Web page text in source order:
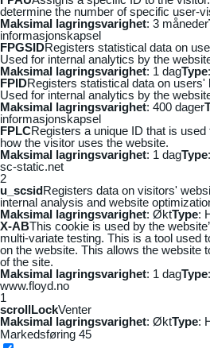
determine the number of specific user-
Maksimal lagringsvarighet: 3 måneder
informasjonskapsel
FPGSIDRegisters statistical data on
Used for internal analytics by the
Maksimal lagringsvarighet: 1 dagType
FPIDRegisters statistical data on users'
Used for internal analytics by the
Maksimal lagringsvarighet: 400 dager
informasjonskapsel
FPLCRegisters a unique ID that is
how the visitor uses the website.
Maksimal lagringsvarighet: 1 dagType
sc-static.net
2
u_scsidRegisters data on visitors'
internal analysis and website
Maksimal lagringsvarighet: ØktType:
X-ABThis cookie is used by the
multi-variate testing. This is a tool used
on the website. This allows the website
of the site.
Maksimal lagringsvarighet: 1 dagType
www.floyd.no
1
scrollLockVenter
Maksimal lagringsvarighet: ØktType:
Markedsføring 45